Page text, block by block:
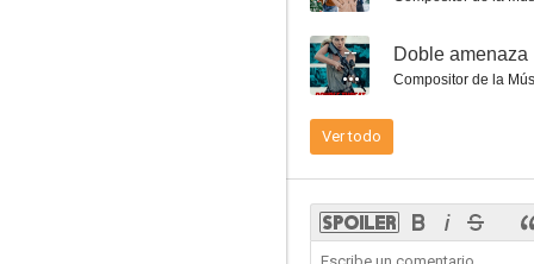
Long Shadows
--
-- Doble amenaza
Compositor de la
Ver todo